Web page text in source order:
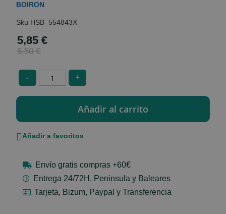
gallery
BOIRON
HSB_554843X
Special
Price
5,85 €
6,50 €
- +
Añadir a favoritos
Envío gratis compras +60€
Entrega 24/72H. Peninsula y Baleares
Tarjeta, Bizum, Paypal y Transferencia